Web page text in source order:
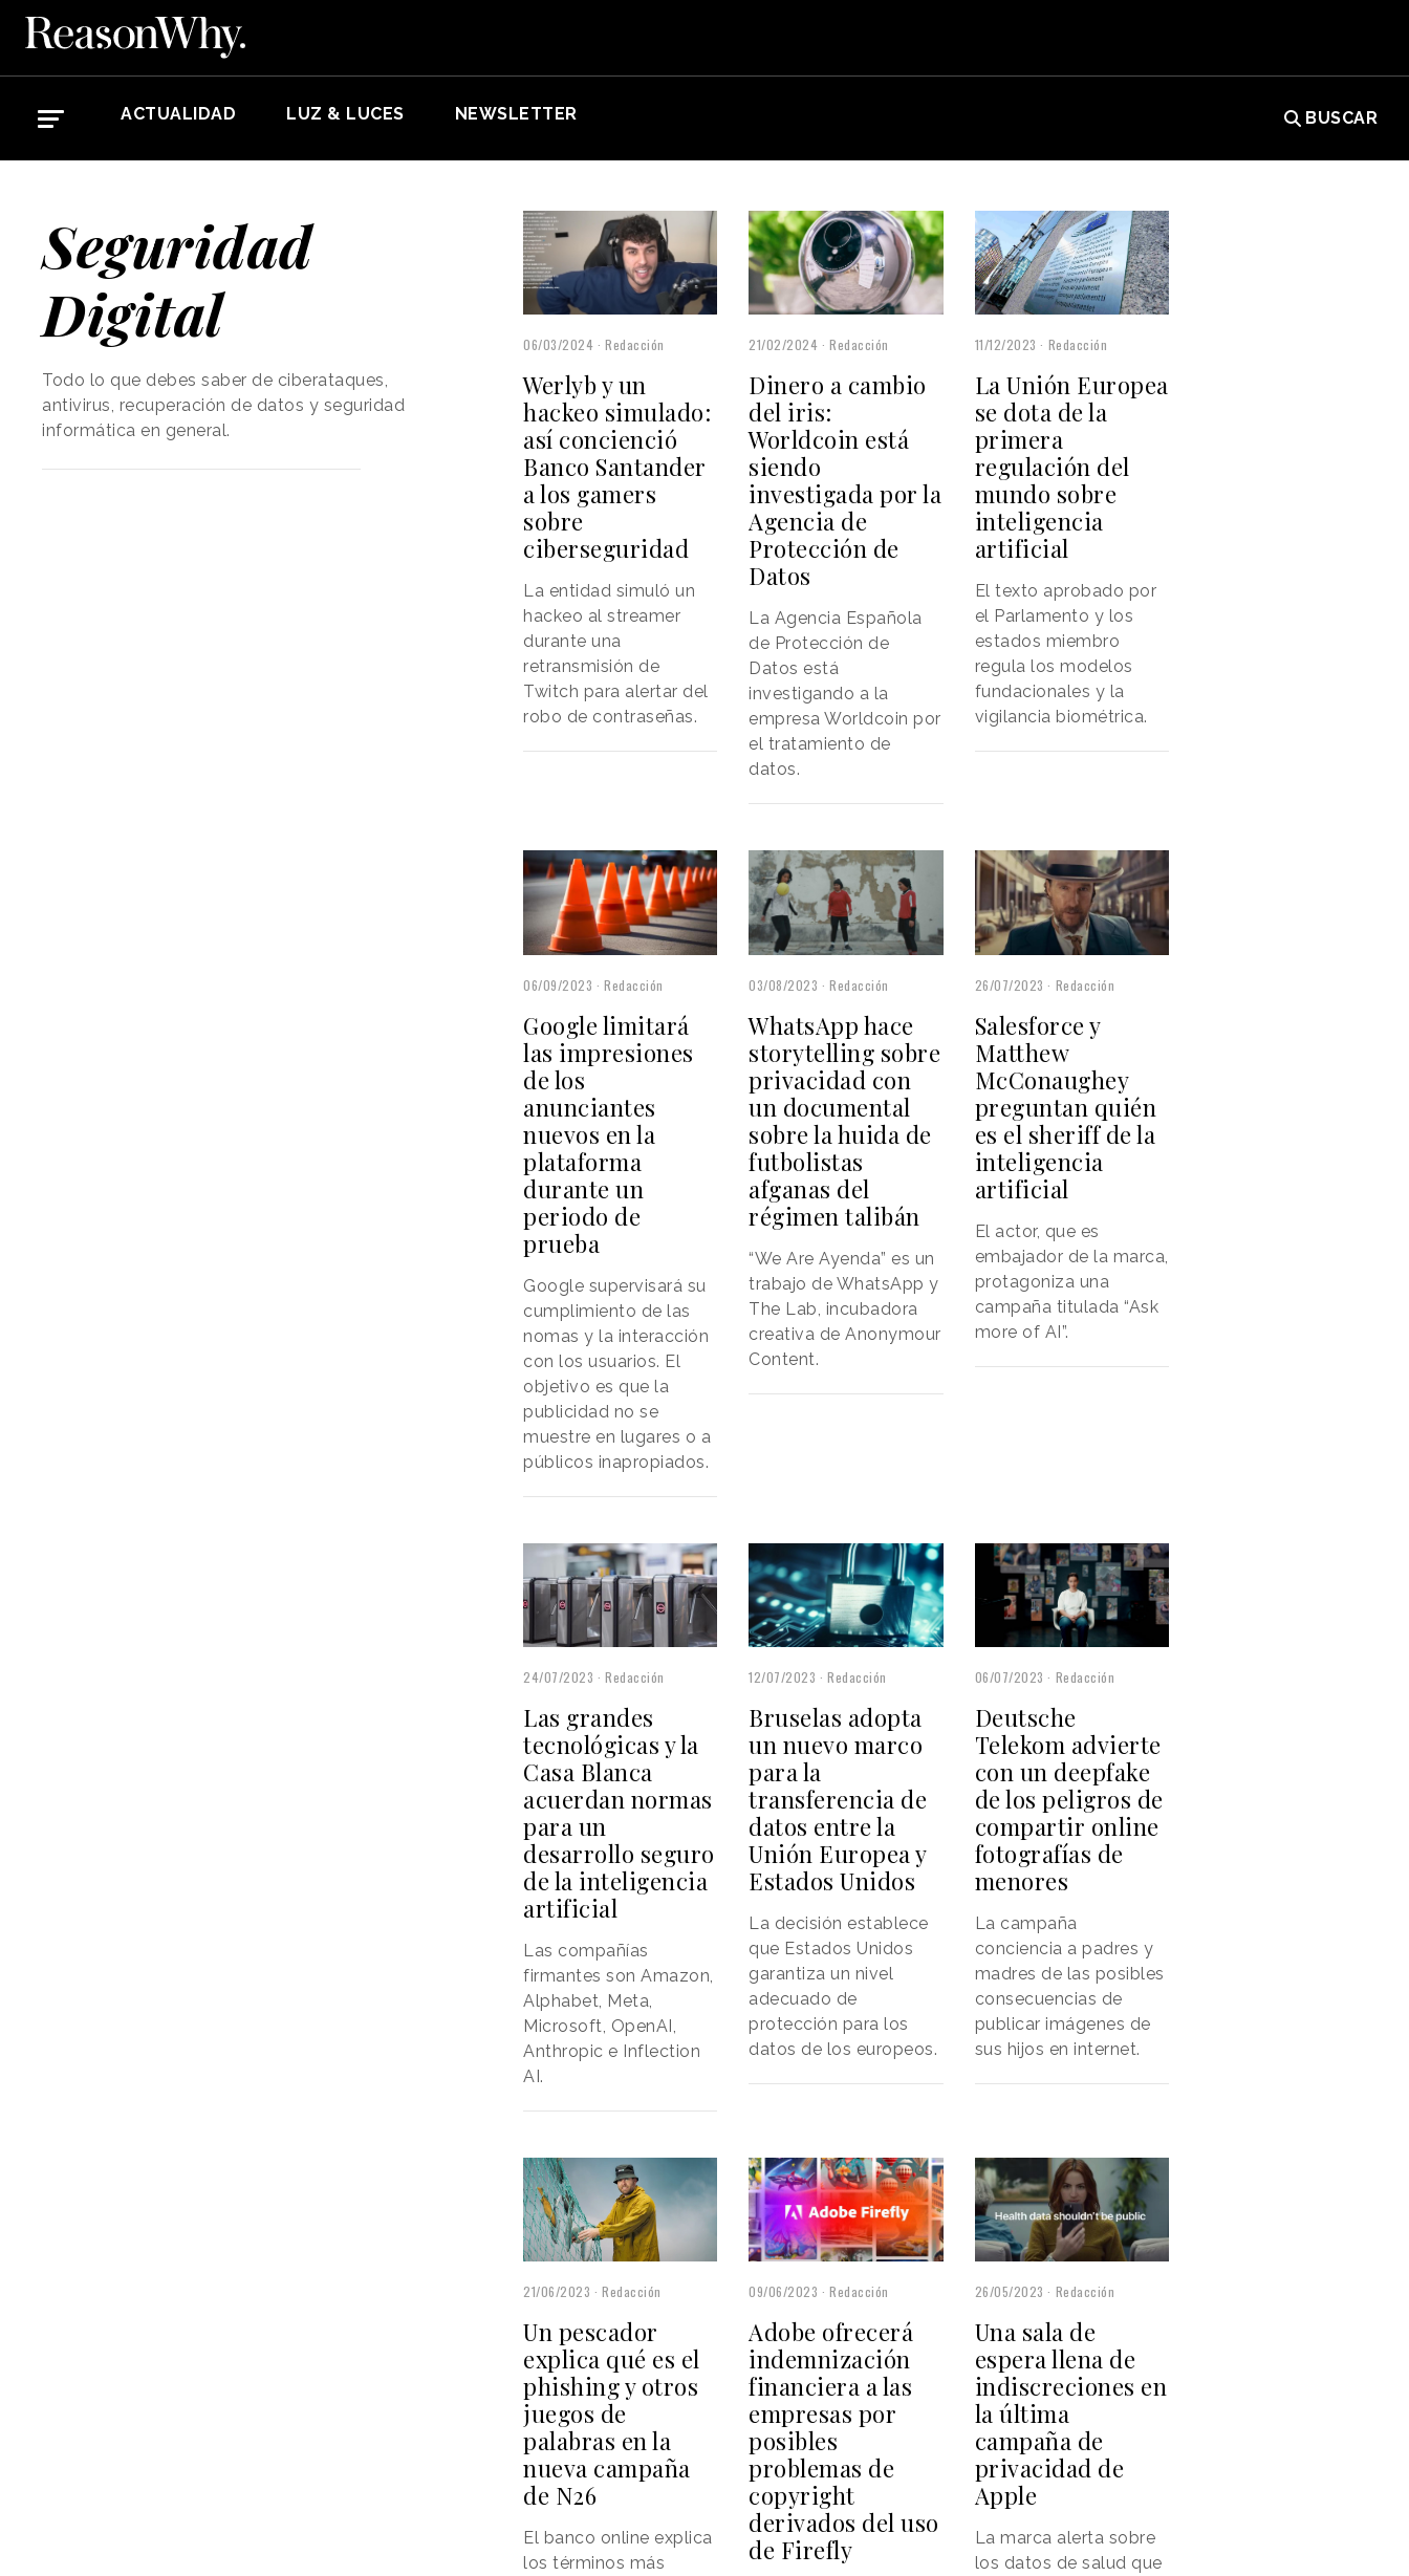
ACTUALIDAD LUZ & LUCES NEWSLETTER BUSCAR
Seguridad
Digital
Todo lo que debes saber de ciberataques,
antivirus, recuperación de datos y seguridad
informática en general.
06/03/2024 Redacción
Werlyb y un
hackeo simulado:
así concienció
Banco Santander
a los gamers
sobre
ciberseguridad
La entidad simuló un
hackeo al streamer
durante una
retransmisión de
Twitch para alertar del
robo de contraseñas.
21/02/2024 Redacción
Dinero a cambio
del iris:
Worldcoin está
siendo
investigada por la
Agencia de
Protección de
Datos
La Agencia Española
de Protección de
Datos está
investigando a la
empresa Worldcoin por
el tratamiento de
datos.
11/12/2023 Redacción
La Unión Europea
se dota de la
primera
regulación del
mundo sobre
inteligencia
artificial
El texto aprobado por
el Parlamento y los
estados miembro
regula los modelos
fundacionales y la
vigilancia biométrica.
06/09/2023 Redacción
Google limitará
las impresiones
de los
anunciantes
nuevos en la
plataforma
durante un
periodo de
prueba
Google supervisará su
cumplimiento de las
nomas y la interacción
con los usuarios. El
objetivo es que la
publicidad no se
muestre en lugares o a
públicos inapropiados.
03/08/2023 Redacción
WhatsApp hace
storytelling sobre
privacidad con
un documental
sobre la huida de
futbolistas
afganas del
régimen talibán
“We Are Ayenda” es un
trabajo de WhatsApp y
The Lab, incubadora
creativa de Anonymour
Content.
26/07/2023 Redacción
Salesforce y
Matthew
McConaughey
preguntan quién
es el sheriff de la
inteligencia
artificial
El actor, que es
embajador de la marca,
protagoniza una
campaña titulada “Ask
more of AI”.
24/07/2023 Redacción
Las grandes
tecnológicas y la
Casa Blanca
acuerdan normas
para un
desarrollo seguro
de la inteligencia
artificial
Las compañías
firmantes son Amazon,
Alphabet, Meta,
Microsoft, OpenAI,
Anthropic e Inflection
AI.
12/07/2023 Redacción
Bruselas adopta
un nuevo marco
para la
transferencia de
datos entre la
Unión Europea y
Estados Unidos
La decisión establece
que Estados Unidos
garantiza un nivel
adecuado de
protección para los
datos de los europeos.
06/07/2023 Redacción
Deutsche
Telekom advierte
con un deepfake
de los peligros de
compartir online
fotografías de
menores
La campaña
conciencia a padres y
madres de las posibles
consecuencias de
publicar imágenes de
sus hijos en internet.
21/06/2023 Redacción
Un pescador
explica qué es el
phishing y otros
juegos de
palabras en la
nueva campaña
de N26
El banco online explica
los términos más
09/06/2023 Redacción
Adobe ofrecerá
indemnización
financiera a las
empresas por
posibles
problemas de
copyright
derivados del uso
de Firefly
26/05/2023 Redacción
Una sala de
espera llena de
indiscreciones en
la última
campaña de
privacidad de
Apple
La marca alerta sobre
los datos de salud que